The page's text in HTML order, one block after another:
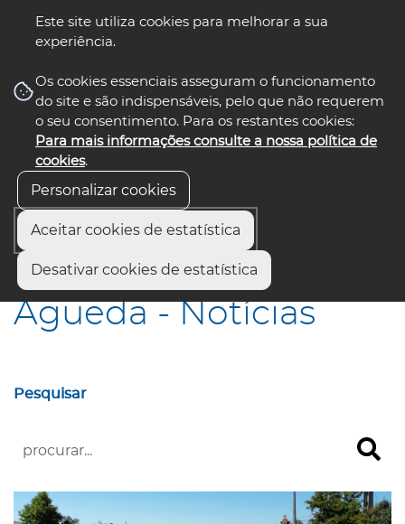
Este site utiliza cookies para melhorar a sua
experiência.
Os cookies essenciais asseguram o funcionamento
do site e são indispensáveis, pelo que não requerem
o seu consentimento. Para os restantes cookies:
Para mais informações consulte a nossa política de
cookies.
Personalizar cookies
Aceitar cookies de estatística
Desativar cookies de estatística
nos select language
Início Águeda - Notícias
Águeda - Notícias
Pesquisar